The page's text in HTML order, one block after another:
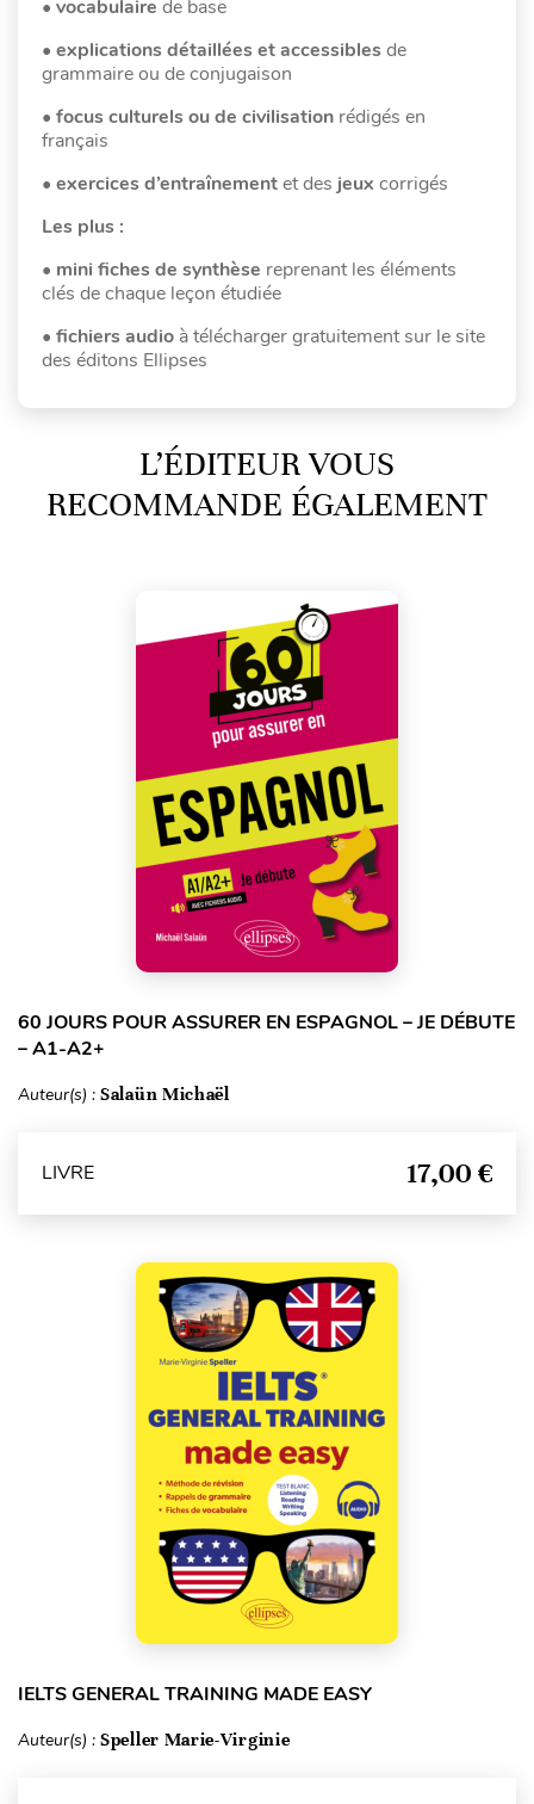
• vocabulaire de base
• explications détaillées et accessibles de
grammaire ou de conjugaison
• focus culturels ou de civilisation rédigés en
français
• exercices d’entraînementet des jeux corrigés
Les plus :
• mini fiches de synthèse reprenant les éléments
clés de chaque leçon étudiée
• fichiers audio à télécharger gratuitement sur le site
des éditons Ellipses
L’ÉDITEUR VOUS
RECOMMANDE ÉGALEMENT
60 JOURS POUR ASSURER EN ESPAGNOL – JE DÉBUTE
– A1-A2+
Auteur(s) : Salaün Michaël
LIVRE 17,00 €
IELTS GENERAL TRAINING MADE EASY
Auteur(s) : Speller Marie-Virginie